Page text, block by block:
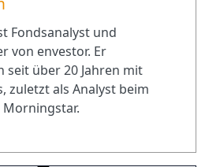
Fondsanalyst und
von envestor. Er
seit über 20 Jahren mit
zuletzt als Analyst beim
Morningstar.